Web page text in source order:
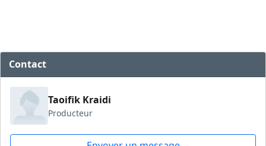
Contact
Taoifik Kraidi
Producteur